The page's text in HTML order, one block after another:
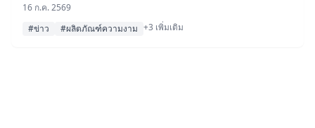
โดยเพิ่มความโดดเด่นด้วยกลิ่นหอมของน้ำมันเปลือกคาโบสุจาก
จังหวัดโออิตะ
16 ก.ค. 2569
#ข่าว
#ผลิตภัณฑ์ความงาม +3 เพิ่มเติม